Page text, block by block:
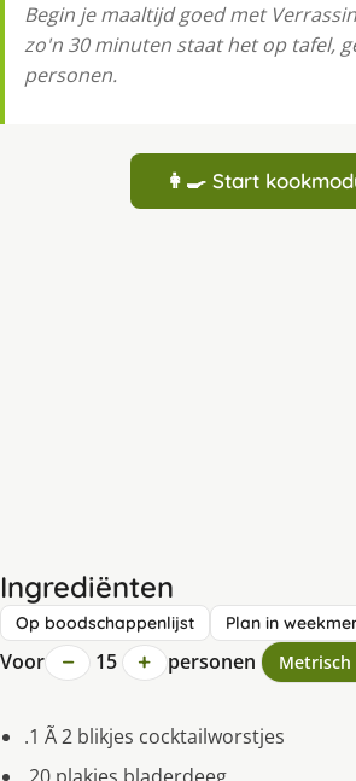
Begin je maaltijd goed met
zo'n 30 minuten staat het op tafel,
personen.
👩‍🍳 Start
Ingrediënten
Op boodschappenlijst Plan in
Voor − 15 + personen Metrisch
.1 Ã 2 blikjes cocktailworstjes